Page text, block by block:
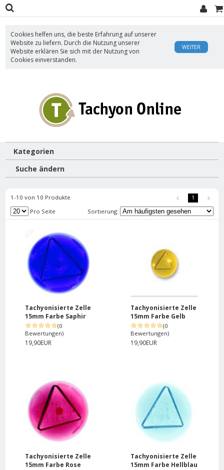
Cookies helfen uns, die beste Erfahrung auf unserer
Website zu liefern. Durch die Nutzung unserer
Website erklären Sie sich mit der Nutzung von
Cookies einverstanden.
WEITER
Kategorien
Suche ändern
1-10 von 10 Produkte
1
Pro Seite
Sortierung:
Tachyonisierte Zelle
15mm Farbe Saphir
(0
Bewertungen)
19,90EUR
Tachyonisierte Zelle
15mm Farbe Gelb
(0
Bewertungen)
19,90EUR
Tachyonisierte Zelle
15mm Farbe Rose
Tachyonisierte Zelle
15mm Farbe Hellblau